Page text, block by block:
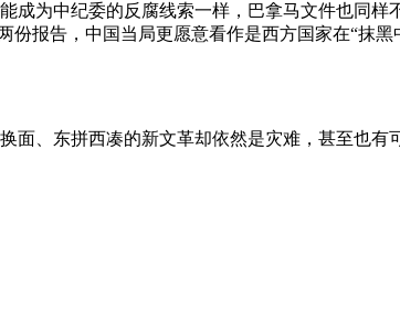
成为中纪委的反腐线索一样，巴拿马文件也同
报告，中国当局更愿意看作是西方国家在“抹黑
面、东拼西凑的新文革却依然是灾难，甚至也